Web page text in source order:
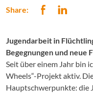
Share:
Jugendarbeit in
Begegnungen und neue
Seit über einem Jahr bin
Wheels“-Projekt aktiv.
Hauptschwerpunkte: die